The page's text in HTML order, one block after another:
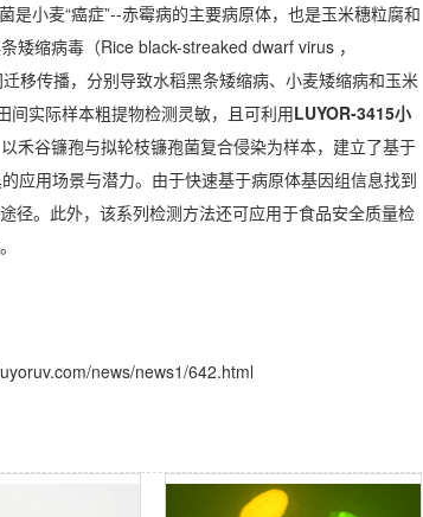
小麦“癌症”--赤霉病的主要病原体，也是玉米穗粒腐和
矮缩病毒（Rice black-streaked dwarf virus ，
移传播，分别导致水稻黑条矮缩病、小麦矮缩病和玉米
间实际样本粗提物检测灵敏，且可利用LUYOR-3415小
禾谷镰孢与拟轮枝镰孢菌复合侵染为样本，建立了基于
应用场景与潜力。由于快速基于病原体基因组信息找到
径。此外，该系列检测方法还可应用于食品安全质量检
news/news1/642.html